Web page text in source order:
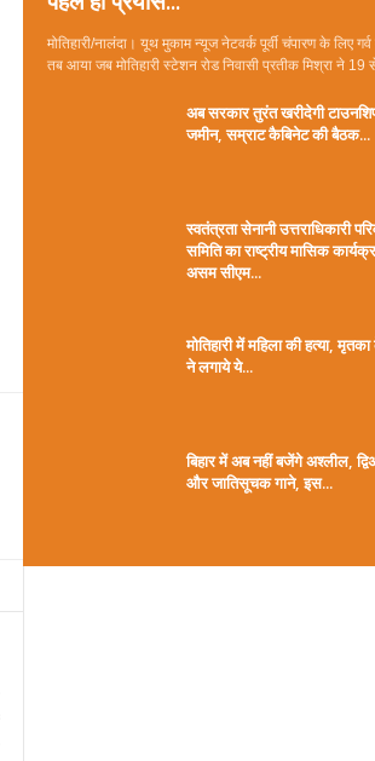
मोतिहारी/नालंदा। यूथ मुकाम न्यूज नेटवर्क पूर्वी चंपारण के लिए गर्व
तब आया जब मोतिहारी स्टेशन रोड निवासी प्रतीक मिश्रा ने 19
अब सरकार तुरंत खरीदेगी
जमीन, सम्राट कैबिनेट की बैठक...
स्वतंत्रता सेनानी उत्तराधिकारी
समिति का राष्ट्रीय मासिक
असम सीएम...
मोतिहारी में महिला की हत्या,
ने लगाये ये...
बिहार में अब नहीं बजेंगे अश्लील,
और जातिसूचक गाने, इस...